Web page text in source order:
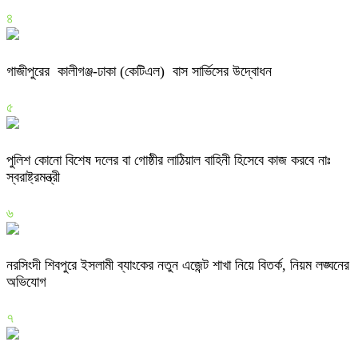
৪
গাজীপুরের কালীগঞ্জ-ঢাকা (কেটিএল) বাস সার্ভিসের উদ্বোধন
৫
পুলিশ কোনো বিশেষ দলের বা গোষ্ঠীর লাঠিয়াল বাহিনী হিসেবে কাজ করবে নাঃ
স্বরাষ্ট্রমন্ত্রী
৬
নরসিংদী শিবপুরে ইসলামী ব্যাংকের নতুন এজেন্ট শাখা নিয়ে বিতর্ক, নিয়ম লঙ্ঘনের
অভিযোগ
৭